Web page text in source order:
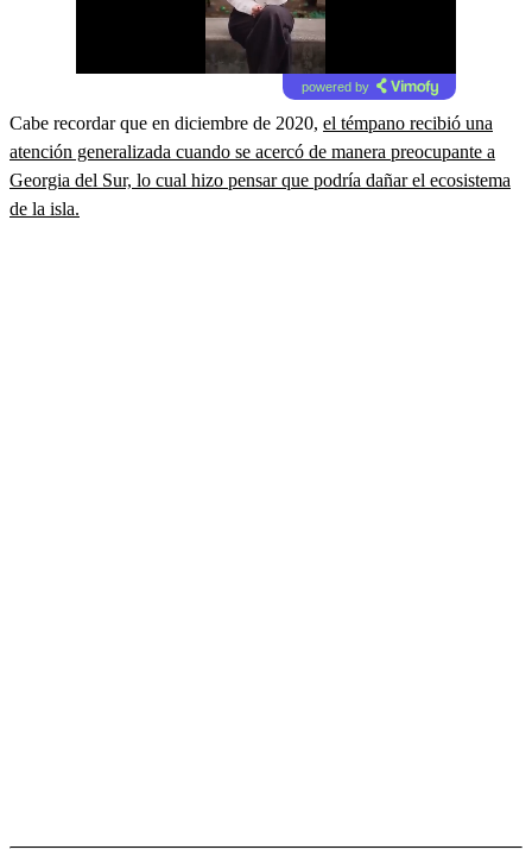
powered by
Cabe recordar que en diciembre de 2020, el témpano recibió una
atención generalizada cuando se acercó de manera preocupante a
Georgia del Sur, lo cual hizo pensar que podría dañar el ecosistema
de la isla.